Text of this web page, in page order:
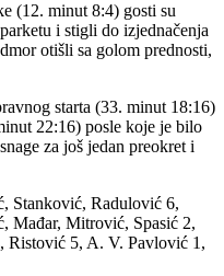
(12. minut 8:4) gosti su
i stigli do izjednačenja
otišli sa golom prednosti,
starta (33. minut 18:16)
22:16) posle koje je bilo
za još jedan preokret i
Stanković, Radulović 6,
Mađar, Mitrović, Spasić 2,
Ristović 5, A. V. Pavlović 1,